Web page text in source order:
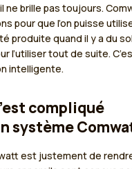
ne brille pas toujours.
pour que l’on puisse
produite quand il y a du
l’utiliser tout de suite.
intelligente.
compliqué
système
est justement de